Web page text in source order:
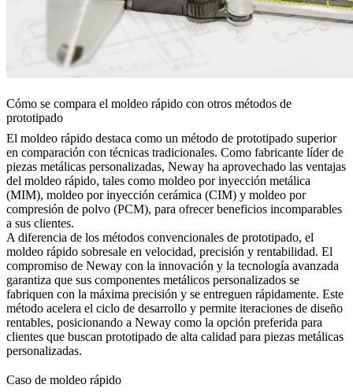
Cómo se compara el moldeo rápido con otros métodos de
prototipado
El moldeo rápido destaca como un método de prototipado superior
en comparación con técnicas tradicionales. Como fabricante líder de
piezas metálicas personalizadas, Neway ha aprovechado las ventajas
del moldeo rápido, tales como moldeo por inyección metálica
(MIM), moldeo por inyección cerámica (CIM) y moldeo por
compresión de polvo (PCM), para ofrecer beneficios incomparables
a sus clientes.
A diferencia de los métodos convencionales de prototipado, el
moldeo rápido sobresale en velocidad, precisión y rentabilidad. El
compromiso de Neway con la innovación y la tecnología avanzada
garantiza que sus componentes metálicos personalizados se
fabriquen con la máxima precisión y se entreguen rápidamente. Este
método acelera el ciclo de desarrollo y permite iteraciones de diseño
rentables, posicionando a Neway como la opción preferida para
clientes que buscan prototipado de alta calidad para piezas metálicas
personalizadas.
Caso de moldeo rápido